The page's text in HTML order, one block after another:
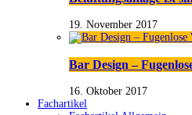
19. November 2017
Bar Design –
16. Oktober 2017
Fachartikel